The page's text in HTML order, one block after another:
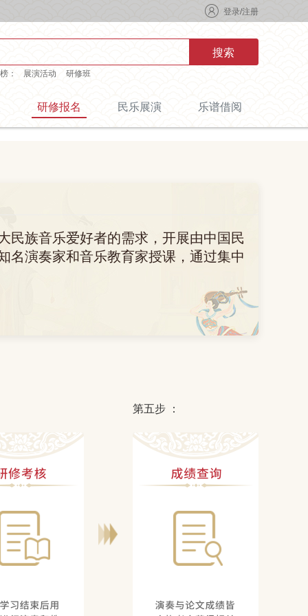
登录/注册
搜索
： 展演活动 研修班
研修报名 民乐展演 乐谱借阅
民族音乐爱好者的需求，开展由中国民
名演奏家和音乐教育家授课，通过集中
第五步 ：